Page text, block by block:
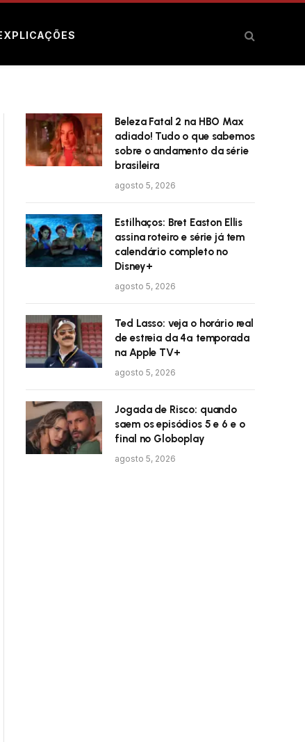
Beleza Fatal 2 na HBO Max
adiado! Tudo o que sabemos
sobre o andamento da série
brasileira
agosto 5, 2026
Estilhaços: Bret Easton Ellis
assina roteiro e série já tem
calendário completo no
Disney+
agosto 5, 2026
Ted Lasso: veja o horário real
de estreia da 4ª temporada
na Apple TV+
agosto 5, 2026
Jogada de Risco: quando
saem os episódios 5 e 6 e o
final no Globoplay
agosto 5, 2026